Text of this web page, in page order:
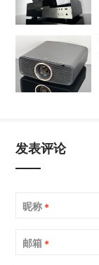
发表评论
昵称 *
邮箱 *